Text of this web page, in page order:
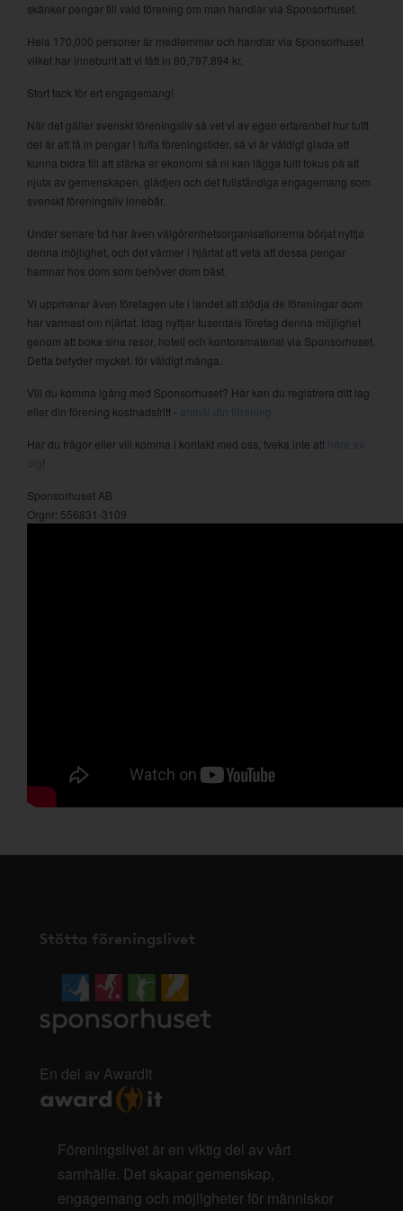
skänker pengar till vald förening om man handlar via Sponsorhuset.
Hela 170,000 personer är medlemmar och handlar via Sponsorhuset
vilket har inneburit att vi fått in 80,797,894 kr.
Stort tack för ert engagemang!
När det gäller svenskt föreningsliv så vet vi av egen erfarenhet hur tufft
det är att få in pengar i tuffa föreningstider, så vi är väldigt glada att
kunna bidra till att stärka er ekonomi så ni kan lägga fullt fokus på att
njuta av gemenskapen, glädjen och det fullständiga engagemang som
svenskt föreningsliv innebär.
Under senare tid har även välgörenhetsorganisationerna börjat nyttja
denna möjlighet, och det värmer i hjärtat att veta att dessa pengar
hamnar hos dom som behöver dom bäst.
Vi uppmanar även företagen ute i landet att stödja de föreningar dom
har varmast om hjärtat. Idag nyttjar tusentals företag denna möjlighet
genom att boka sina resor, hotell och kontorsmaterial via Sponsorhuset.
Detta betyder mycket, för väldigt många.
Vill du komma igång med Sponsorhuset? Här kan du registrera ditt lag
eller din förening kostnadsfritt -
anmäl din förening
Har du frågor eller vill komma i kontakt med oss, tveka inte att höra av
!
Sponsorhuset AB
Orgnr: 556831-3109
Stötta föreningslivet
En del av AwardIt
Föreningslivet är en viktig del av vårt
samhälle. Det skapar gemenskap,
engagemang och möjligheter för människor